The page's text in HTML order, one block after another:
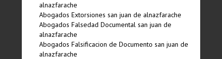
alnazfarache
Abogados Extorsiones san juan de alnazfarache
Abogados Falsedad Documental san juan de
alnazfarache
Abogados Falsificacion de Documento san juan de
alnazfarache